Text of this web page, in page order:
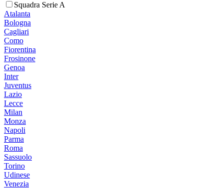
Squadra Serie A
Atalanta
Bologna
Cagliari
Como
Fiorentina
Frosinone
Genoa
Inter
Juventus
Lazio
Lecce
Milan
Monza
Napoli
Parma
Roma
Sassuolo
Torino
Udinese
Venezia